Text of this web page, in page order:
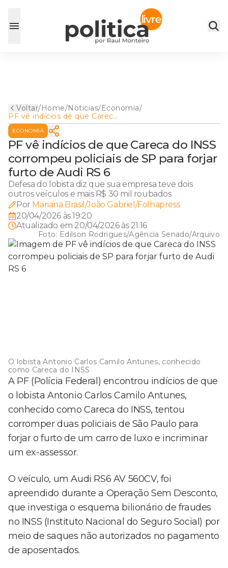
Voltar/Home/Noticias/Economia/
PF vê indícios de que Careca
do INSS corrompeu policiais
de SP para forjar furto de
Audi RS 6
ECONOMIA
PF vê indícios de que Careca do INSS
corrompeu policiais de SP para forjar
furto de Audi RS 6
Defesa do lobista diz que sua empresa teve dois
outros veículos e mais R$ 30 mil roubados
Por Mariana Brasil/João Gabriel/Folhapress
20/04/2026 às 19:20
Atualizado em 20/04/2026 às 21:16
Foto: Edilson Rodrigues/Agência Senado/Arquivo
O lobista Antonio Carlos Camilo Antunes, conhecido
como Careca do INSS
A PF (Polícia Federal) encontrou indícios de que
o lobista Antonio Carlos Camilo Antunes,
conhecido como Careca do INSS, tentou
corromper duas policiais de São Paulo para
forjar o furto de um carro de luxo e incriminar
um ex-assessor.
O veículo, um Audi RS6 AV 560CV, foi
apreendido durante a Operação Sem Desconto,
que investiga o esquema bilionário de fraudes
no INSS (Instituto Nacional do Seguro Social) por
meio de saques não autorizados no pagamento
de aposentados.